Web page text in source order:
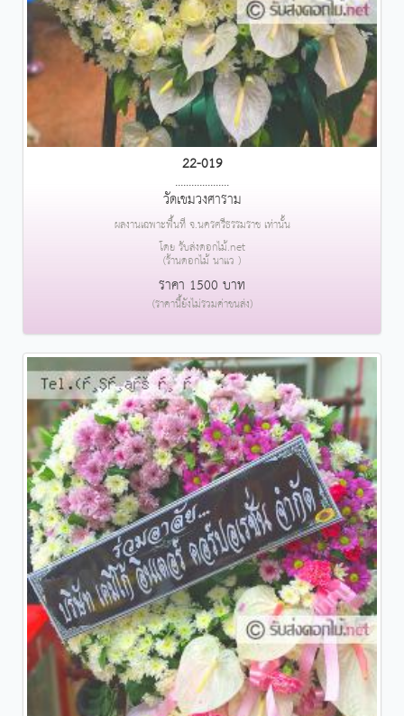
22-019
....................
วัดเขมวงศาราม
ผลงานเฉพาะพื้นที่ จ.นครศรีธรรมราช เท่านั้น
โดย รับส่งดอกไม้.net
(ร้านดอกไม้ นาแว )
ราคา 1500 บาท
(ราคานี้ยังไม่รวมค่าขนส่ง)